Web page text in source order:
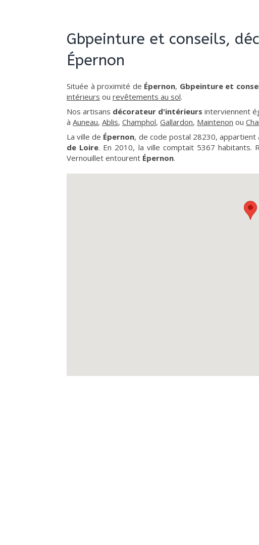
Gbpeinture et conseils,
Épernon
Située à proximité de Épernon, Gbpeinture et
intérieurs ou revêtements au sol.
Nos artisans décorateur d'intérieurs interviennent
à Auneau, Ablis, Champhol, Gallardon, Maintenon ou
La ville de Épernon, de code postal 28230,
de Loire. En 2010, la ville comptait 5367 habitants.
Vernouillet entourent Épernon.